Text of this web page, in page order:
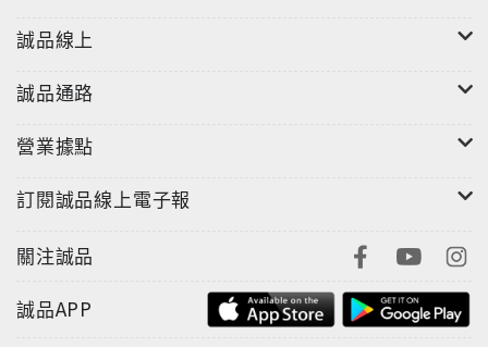
誠品線上
誠品通路
營業據點
訂閱誠品線上電子報
關注誠品
誠品APP